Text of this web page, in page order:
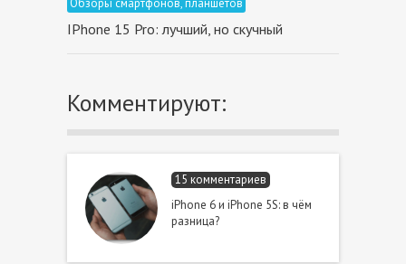
Обзоры смартфонов, планшетов
IPhone 15 Pro: лучший, но cкучный
Комментируют:
15 комментариев
iPhone 6 и iPhone 5S: в чём
разница?